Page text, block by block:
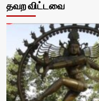
தவற விட்டவை